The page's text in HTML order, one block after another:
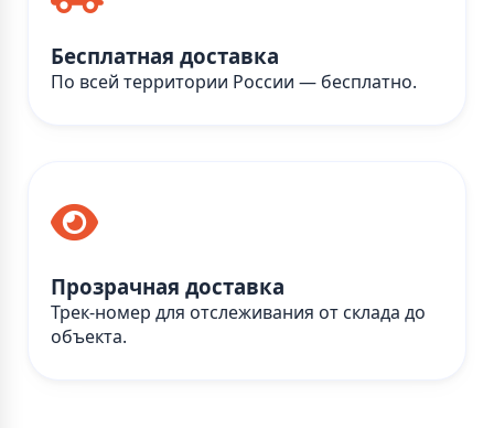
Бесплатная доставка
По всей территории России — бесплатно.
Прозрачная доставка
Трек-номер для отслеживания от склада до
объекта.